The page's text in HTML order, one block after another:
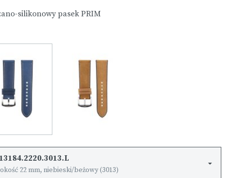
silikonowy pasek PRIM
22 mm, niebieski/beżowy (3013)